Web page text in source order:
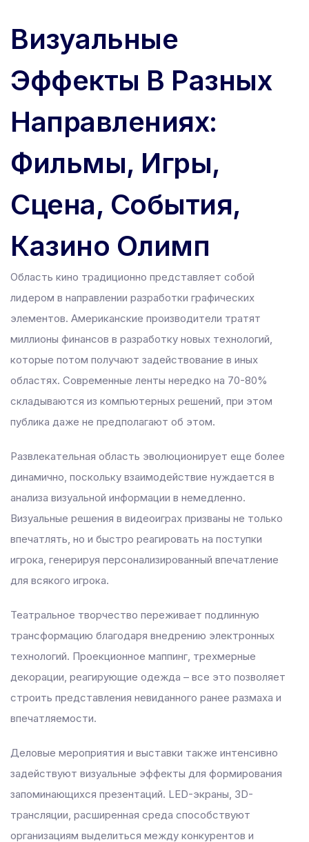
Визуальные
Эффекты В Разных
Направлениях:
Фильмы, Игры,
Сцена, События,
Казино Олимп
Область кино традиционно представляет собой
лидером в направлении разработки графических
элементов. Американские производители тратят
миллионы финансов в разработку новых технологий,
которые потом получают задействование в иных
областях. Современные ленты нередко на 70-80%
складываются из компьютерных решений, при этом
публика даже не предполагают об этом.
Развлекательная область эволюционирует еще более
динамично, поскольку взаимодействие нуждается в
анализа визуальной информации в немедленно.
Визуальные решения в видеоиграх призваны не только
впечатлять, но и быстро реагировать на поступки
игрока, генерируя персонализированный впечатление
для всякого игрока.
Театральное творчество переживает подлинную
трансформацию благодаря внедрению электронных
технологий. Проекционное маппинг, трехмерные
декорации, реагирующие одежда – все это позволяет
строить представления невиданного ранее размаха и
впечатляемости.
Деловые мероприятия и выставки также интенсивно
задействуют визуальные эффекты для формирования
запоминающихся презентаций. LED-экраны, 3D-
трансляции, расширенная среда способствуют
организациям выделиться между конкурентов и